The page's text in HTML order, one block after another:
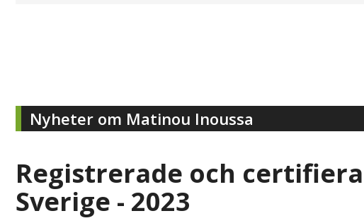
Nyheter om Matinou Inoussa
Registrerade och
Sverige - 2023